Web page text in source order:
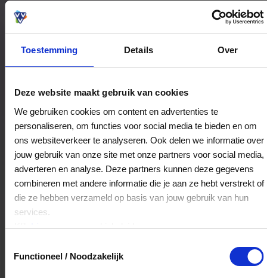
Toestemming Details Over
Deze website maakt gebruik van cookies
We gebruiken cookies om content en advertenties te
personaliseren, om functies voor social media te bieden en om
ons websiteverkeer te analyseren. Ook delen we informatie over
jouw gebruik van onze site met onze partners voor social media,
adverteren en analyse. Deze partners kunnen deze gegevens
combineren met andere informatie die je aan ze hebt verstrekt of
die ze hebben verzameld op basis van jouw gebruik van hun
services.
Klikhiervoor ons cookiebeleid.
Functioneel / Noodzakelijk
Bestedingslocaties
Yellow Bike
Nieuwezijds Kolk 29
1012PV Amsterdam
Veelgestelde Vragen
Ja, je mag het saldo van je VVV